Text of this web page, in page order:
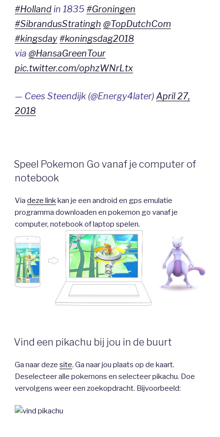
#Holland in 1835#Groningen
#SibrandusStratingh @TopDutchCom
#kingsday#koningsdag2018
via @HansaGreenTour
pic.twitter.com/ophzWNrLtx
— Cees Steendijk (@Energy4later) April 27,
2018
Speel Pokemon Go vanaf je computer of
notebook
Via deze linkkan je een android en gps emulatie
programma downloaden en pokemon go vanaf je
computer, notebook of laptop spelen.
Vind een pikachu bij jou in de buurt
Ga naar deze site. Ga naar jou plaats op de kaart.
Deselecteer alle pokemons en selecteer pikachu. Doe
vervolgens weer een zoekopdracht. Bijvoorbeeld: